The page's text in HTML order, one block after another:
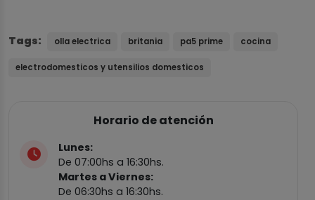
Tags: olla electrica britania pa5 prime cocina
electrodomesticos y utensilios domesticos
Horario de atención
Lunes:
De 07:00hs a 16:30hs.
Martes a Viernes:
De 06:30hs a 16:30hs.